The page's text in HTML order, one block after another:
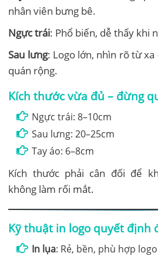
nhân viên bưng bê.
Ngực trái: Phổ biến, dễ thấy khi
Sau lưng: Logo lớn, nhìn rõ từ
quán rộng.
Kích thước vừa đủ – đừng
Ngực trái: 8–10cm
Sau lưng: 20–25cm
Tay áo: 6–8cm
Kích thước phải cân đối để
không làm rối mắt.
Kỹ thuật in logo quyết định
In lụa: Rẻ, bền, phù hợp